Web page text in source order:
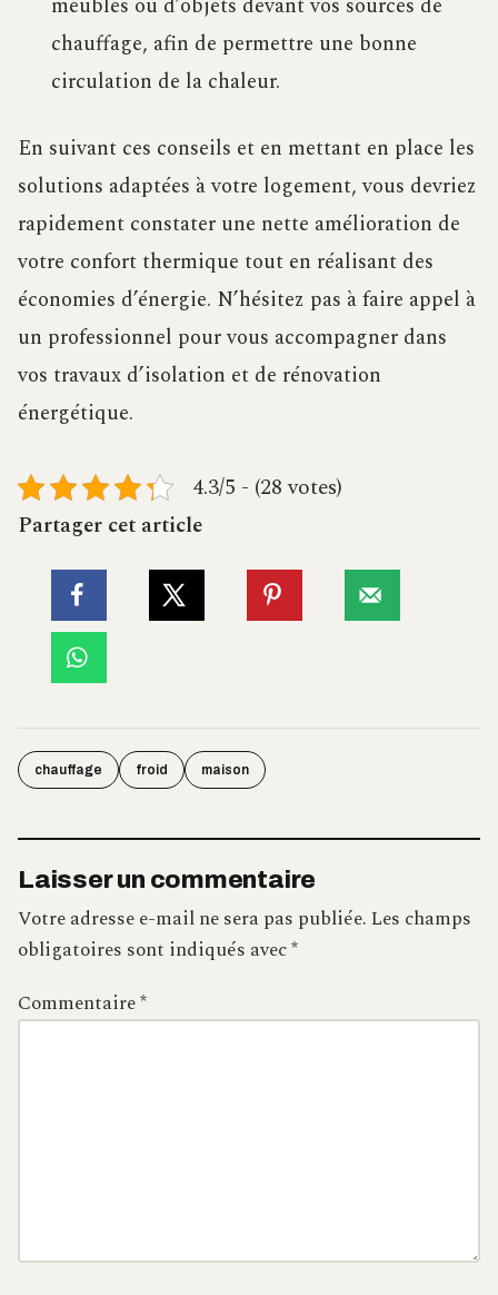
chauffage, afin de permettre une bonne
circulation de la chaleur.
En suivant ces conseils et en mettant en place les
solutions adaptées à votre logement, vous devriez
rapidement constater une nette amélioration de
votre confort thermique tout en réalisant des
économies d’énergie. N’hésitez pas à faire appel à
un professionnel pour vous accompagner dans
vos travaux d’isolation et de rénovation
énergétique.
4.3/5 - (28 votes)
Partager cet article
chauffage froid maison
Laisser un commentaire
Votre adresse e-mail ne sera pas publiée.Les champs
obligatoires sont indiqués avec*
Commentaire*